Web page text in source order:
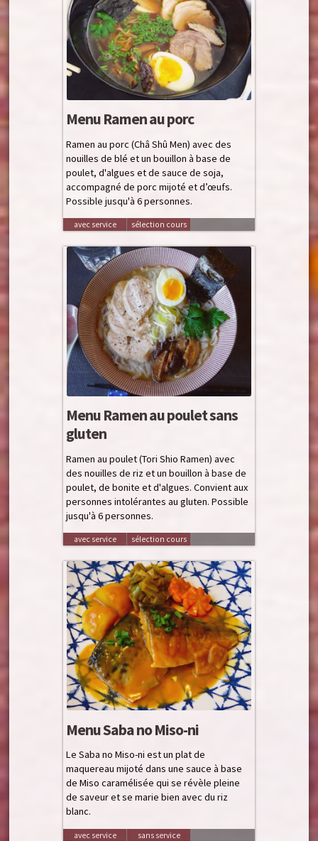
Menu Ramen au porc
Ramen au porc (Châ Shû Men) avec des
nouilles de blé et un bouillon à base de
poulet, d'algues et de sauce de soja,
accompagné de porc mijoté et d’œufs.
Possible jusqu'à 6 personnes.
avec service sélection cours
Menu Ramen au poulet sans
gluten
Ramen au poulet (Tori Shio Ramen) avec
des nouilles de riz et un bouillon à base de
poulet, de bonite et d'algues. Convient aux
personnes intolérantes au gluten. Possible
jusqu'à 6 personnes.
avec service sélection cours
Menu Saba no Miso-ni
Le Saba no Miso-ni est un plat de
maquereau mijoté dans une sauce à base
de Miso caramélisée qui se révèle pleine
de saveur et se marie bien avec du riz
blanc.
avec service sans service